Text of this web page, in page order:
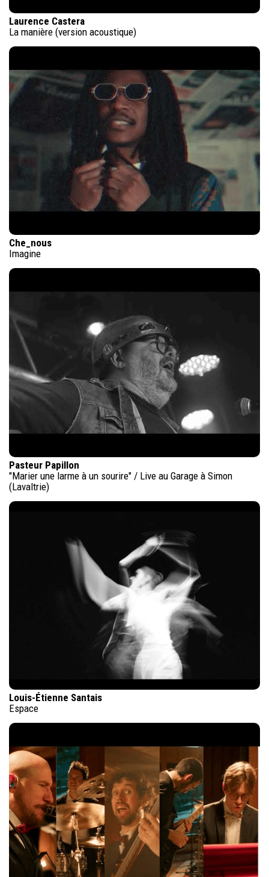
Laurence Castera
La manière (version acoustique)
Che_nous
Imagine
Pasteur Papillon
"Marier une larme à un sourire" / Live au Garage à Simon
(Lavaltrie)
Louis-Étienne Santais
Espace